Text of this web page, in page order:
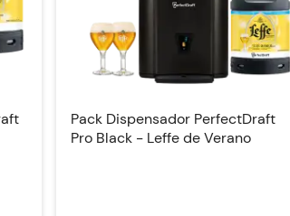
Pack Dispensador PerfectDraft
Pro Black - Leffe de Verano